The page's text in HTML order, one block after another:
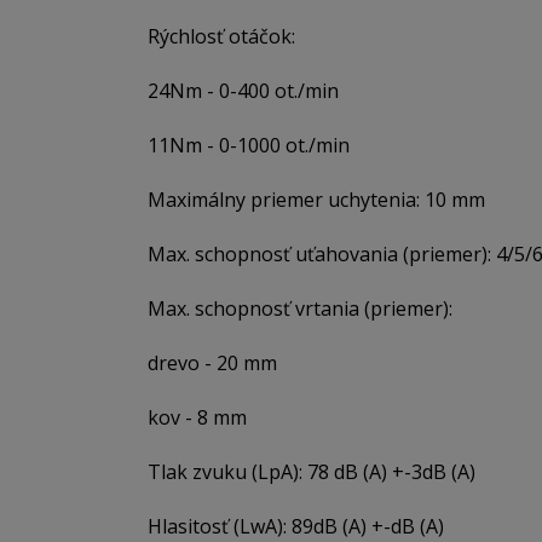
Rýchlosť otáčok:
24Nm - 0-400 ot./min
11Nm - 0-1000 ot./min
Maximálny priemer uchytenia: 10 mm
Max. schopnosť uťahovania (priemer): 4/5/
Max. schopnosť vrtania (priemer):
drevo - 20 mm
kov - 8 mm
Tlak zvuku (LpA): 78 dB (A) +-3dB (A)
Hlasitosť (LwA): 89dB (A) +-dB (A)